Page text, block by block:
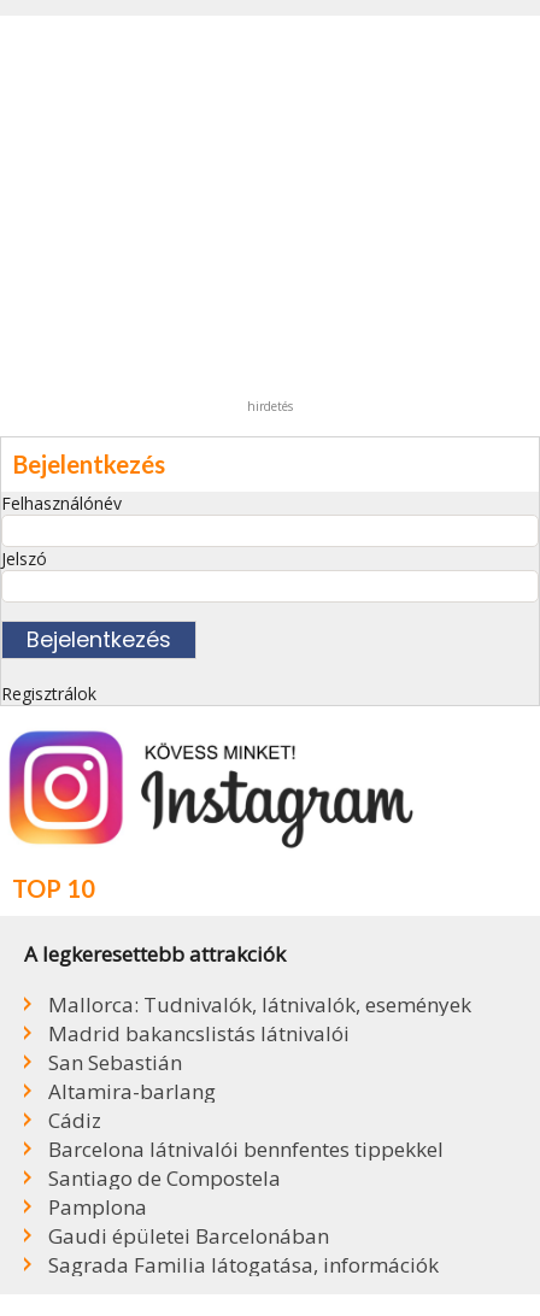
hirdetés
Bejelentkezés
Felhasználónév
Jelszó
Regisztrálok
TOP 10
A legkeresettebb attrakciók
Mallorca: Tudnivalók, látnivalók, események
Madrid bakancslistás látnivalói
San Sebastián
Altamira-barlang
Cádiz
Barcelona látnivalói bennfentes tippekkel
Santiago de Compostela
Pamplona
Gaudi épületei Barcelonában
Sagrada Familia látogatása, információk